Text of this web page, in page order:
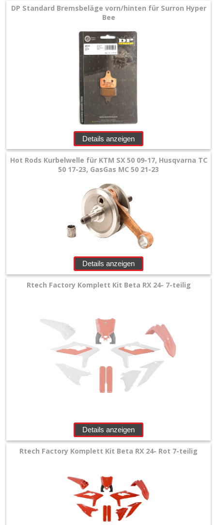
DP Standard Bremsbeläge vorn/hinten für Surron Hyper
Bee
Details anzeigen
Hot Rods Kurbelwelle für KTM SX 50 09-17, Husqvarna TC
50 17-23, GasGas MC 50 21-23
Details anzeigen
Rtech Factory Komplett Kit Beta RX 24- 7-teilig
Details anzeigen
Rtech Factory Komplett Kit Beta RX 24- Rot 7-teilig